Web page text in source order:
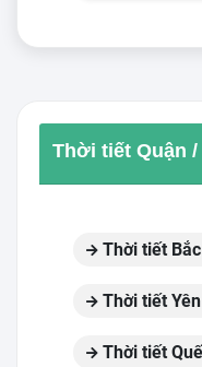
Thời tiết Quận /
Thời tiết
Thời tiết
Thời tiết